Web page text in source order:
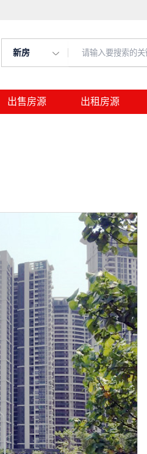
新房
出售房源 出租房源